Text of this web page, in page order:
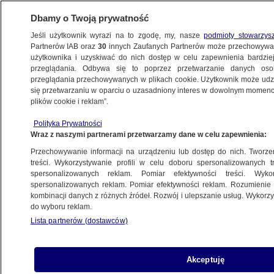
BIZNES
Z KRAJU
dostanie Andrzej Duda?
4.06.2025, 14:58
Udostępnij
Dbamy o Twoją prywatność
Jeśli użytkownik wyrazi na to zgodę, my, naszepodmioty
Partnerów IAB oraz30 innych Zaufanych Partnerów może
użytkownika i uzyskiwać do nich dostęp w celu zapewnienia
przeglądania. Odbywa się to poprzez przetwarzanie danych
przeglądania przechowywanych w plikach cookie. Użytkownik może
się przetwarzaniu w oparciu o uzasadniony interes w dowolnym
plików cookie i reklam”.
Polityka Prywatności
Wraz z naszymi partnerami przetwarzamy dane w celu zapewnienia:
Przechowywanie informacji na urządzeniu lub dostęp do nich.
treści. Wykorzystywanie profili w celu doboru spersonalizowanych
spersonalizowanych reklam. Pomiar efektywności treści.
spersonalizowanych reklam. Pomiar efektywności reklam.
kombinacji danych z różnych źródeł. Rozwój i ulepszanie usług.
do wyboru reklam.
Lista partnerów (dostawców)
Akceptuję